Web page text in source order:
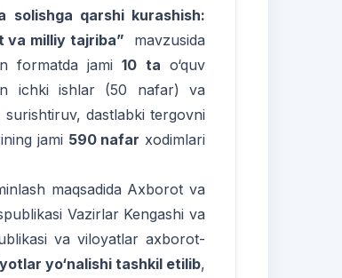
solishga qarshi kurashish:
va milliy tajriba” mavzusida
formatda jami10 ta o‘quv
ichki ishlar (50 nafar) va
dastlabki tergovni
jami 590 nafar xodimlari
maqsadida Axborot va
Vazirlar Kengashi va
va viloyatlar axborot-
yo‘nalishi tashkil etilib,